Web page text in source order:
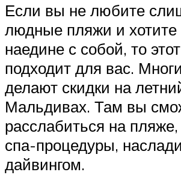
Если вы не любите
людные пляжи и хотите
наедине с собой, то
подходит для вас.
делают скидки на
Мальдивах. Там вы
расслабиться на
спа-процедуры,
дайвингом.